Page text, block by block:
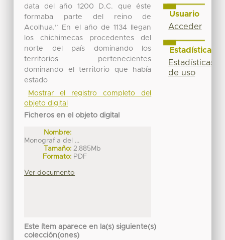
data del año 1200 D.C. que éste
formaba parte del reino de
Acolhua.” En el año de 1134 llegan
los chichimecas procedentes del
norte del país dominando los
territorios pertenecientes
dominando el territorio que había
estado
Mostrar el registro completo del
objeto digital
Ficheros en el objeto digital
Nombre:
Monografia del ...
Tamaño: 2.885Mb
Formato: PDF
Ver documento
Este ítem aparece en la(s) siguiente(s)
colección(ones)
Usuario
Acceder
Estadísticas
Estadísticas
de uso